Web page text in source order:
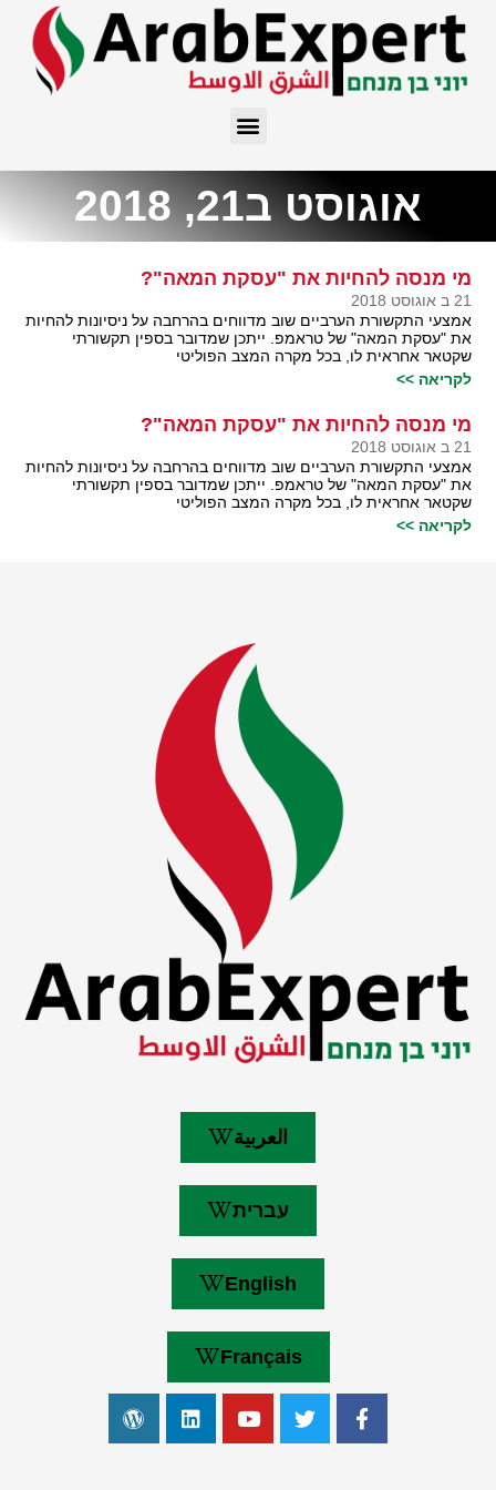
אוגוסט ב21, 2018
מי מנסה להחיות את "עסקת המאה"?
21 ב אוגוסט 2018
אמצעי התקשורת הערביים שוב מדווחים בהרחבה על ניסיונות להחיות
את "עסקת המאה" של טראמפ. ייתכן שמדובר בספין תקשורתי
שקטאר אחראית לו, בכל מקרה המצב הפוליטי
לקריאה >>
מי מנסה להחיות את "עסקת המאה"?
21 ב אוגוסט 2018
אמצעי התקשורת הערביים שוב מדווחים בהרחבה על ניסיונות להחיות
את "עסקת המאה" של טראמפ. ייתכן שמדובר בספין תקשורתי
שקטאר אחראית לו, בכל מקרה המצב הפוליטי
לקריאה >>
العربية
עברית
English
Français